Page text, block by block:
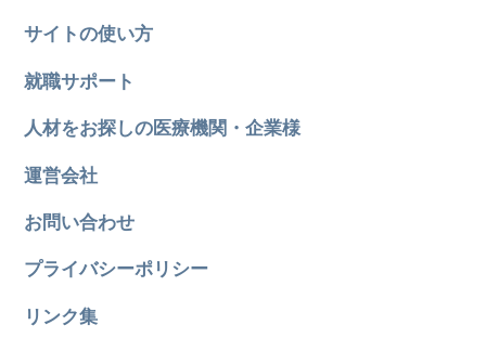
サイトの使い方
就職サポート
人材をお探しの医療機関・企業様
運営会社
お問い合わせ
プライバシーポリシー
リンク集